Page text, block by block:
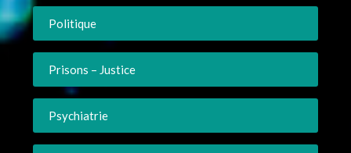
Politique
Prisons – Justice
Psychiatrie